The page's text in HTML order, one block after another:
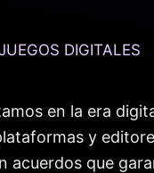
DIGITALES
en la era
y
acuerdos que